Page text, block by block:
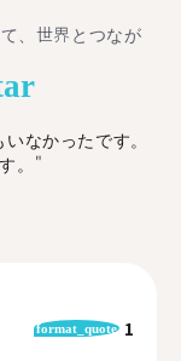
、世界とつなが
なかったです。
。"
format_quote 1